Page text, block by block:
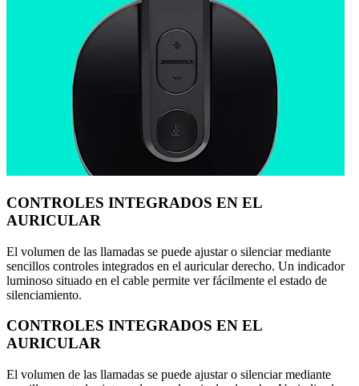
CONTROLES INTEGRADOS EN EL
AURICULAR
El volumen de las llamadas se puede ajustar o silenciar mediante
sencillos controles integrados en el auricular derecho. Un indicador
luminoso situado en el cable permite ver fácilmente el estado de
silenciamiento.
CONTROLES INTEGRADOS EN EL
AURICULAR
El volumen de las llamadas se puede ajustar o silenciar mediante